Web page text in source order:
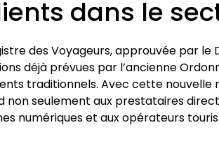
dans le
des Voyageurs, approuvée par le
déjà prévues par l’ancienne
traditionnels. Avec cette nouvelle
non seulement aux prestataires
numériques et aux opérateurs